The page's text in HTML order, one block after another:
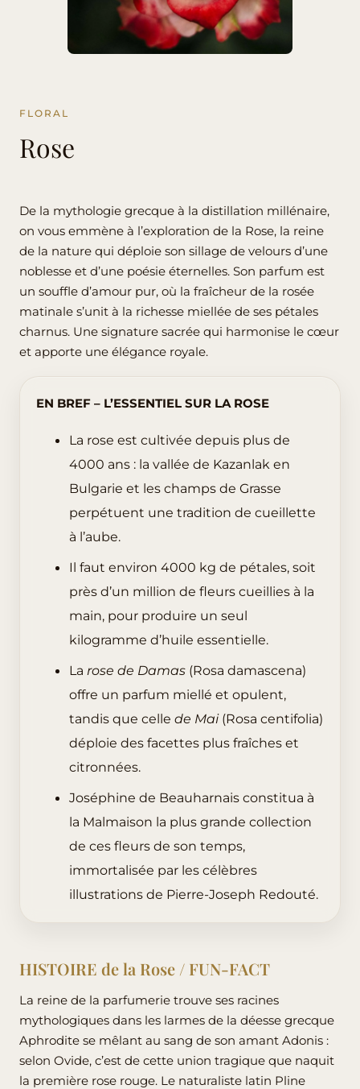
FLORAL
Rose
De la mythologie grecque à la distillation millénaire,
on vous emmène à l’exploration de la Rose, la reine
de la nature qui déploie son sillage de velours d’une
noblesse et d’une poésie éternelles. Son parfum est
un souffle d’amour pur, où la fraîcheur de la rosée
matinale s’unit à la richesse miellée de ses pétales
charnus. Une signature sacrée qui harmonise le cœur
et apporte une élégance royale.
EN BREF – L’ESSENTIEL SUR LA ROSE
La rose est cultivée depuis plus de
4000 ans : la vallée de Kazanlak en
Bulgarie et les champs de Grasse
perpétuent une tradition de cueillette
à l’aube.
Il faut environ 4000 kg de pétales, soit
près d’un million de fleurs cueillies à la
main, pour produire un seul
kilogramme d’huile essentielle.
La rose de Damas(Rosa damascena)
offre un parfum miellé et opulent,
tandis que celle de Mai (Rosa centifolia)
déploie des facettes plus fraîches et
citronnées.
Joséphine de Beauharnais constitua à
la Malmaison la plus grande collection
de ces fleurs de son temps,
immortalisée par les célèbres
illustrations de Pierre-Joseph Redouté.
HISTOIRE de la Rose / FUN-FACT
La reine de la parfumerie trouve ses racines
mythologiques dans les larmes de la déesse grecque
Aphrodite se mêlant au sang de son amant Adonis :
selon Ovide, c’est de cette union tragique que naquit
la première rose rouge. Le naturaliste latin Pline